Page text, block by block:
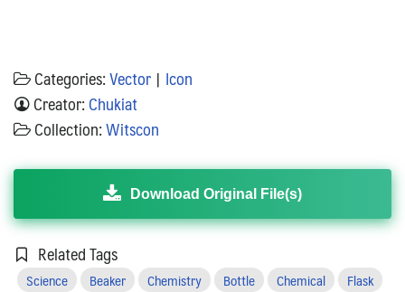
Categories:Vector | Icon
Creator:Chukiat
Collection:Witscon
Download Original File(s)
Related Tags
Science Beaker Chemistry Bottle Chemical Flask